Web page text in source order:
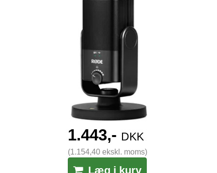
1.443,- DKK
(1.154,40 ekskl. moms)
Læg i kurv